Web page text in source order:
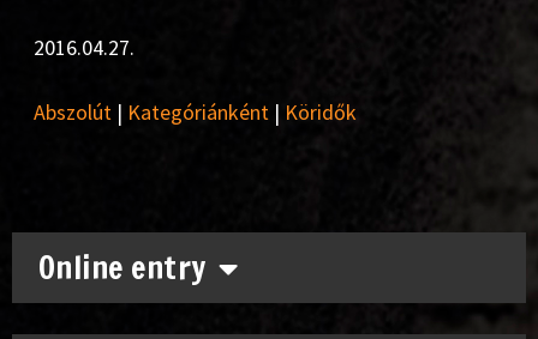
Online entry
2016.04.27.
Abszolút | Kategóriánként | Köridők